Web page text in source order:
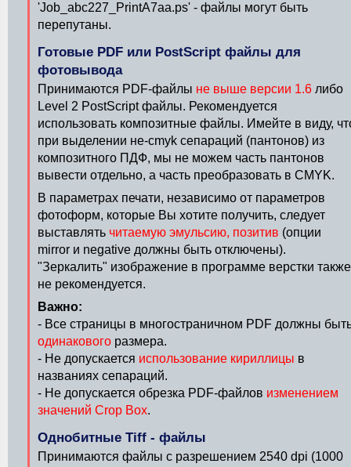
'Job_abc227_PrintA7aa.ps' - файлы могут быть
перепутаны.
Готовые PDF или PostScript файлы для
фотовывода
Принимаются PDF-файлы не выше версии 1.6 либо
Level 2 PostScript файлы. Рекомендуется
использовать композитные файлы. Имейте в виду,
при выделении не-cmyk сепараций (пантонов) из
композитного ПДФ, мы не можем часть пантонов
вывести отдельно, а часть преобразовать в CMYK.
В параметрах печати, независимо от параметров
фотоформ, которые Вы хотите получить, следует
выставлять читаемую эмульсию, позитив (опции
mirror и negative должны быть отключены).
"Зеркалить" изображение в программе верстки также
не рекомендуется.
Важно:
- Все страницы в многостраничном PDF должны
одинакового размера.
- Не допускается использование кириллицы в
названиях сепараций.
- Не допускается обрезка PDF-файлов изменением
значений Crop Box.
Однобитные Tiff - файлы
Принимаются файлы с разрешением 2540 dpi (1000